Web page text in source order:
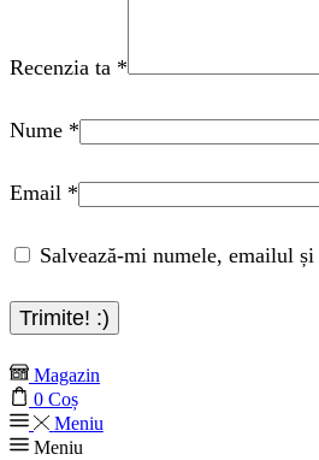
Recenzia ta *
Nume *
Email *
Salvează-mi numele, emailul
Magazin
0 Coș
Meniu
Meniu